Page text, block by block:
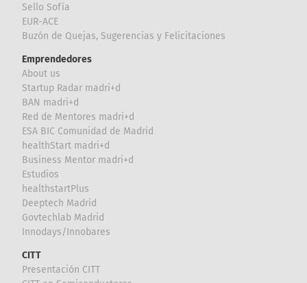
Sello Sofía
EUR-ACE
Buzón de Quejas, Sugerencias y Felicitaciones
Emprendedores
About us
Startup Radar madri+d
BAN madri+d
Red de Mentores madri+d
ESA BIC Comunidad de Madrid
healthStart madri+d
Business Mentor madri+d
Estudios
healthstartPlus
Deeptech Madrid
Govtechlab Madrid
Innodays/Innobares
CITT
Presentación CITT